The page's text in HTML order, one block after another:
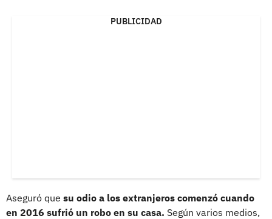
PUBLICIDAD
Aseguró que su odio a los extranjeros comenzó cuando
en 2016 sufrió un robo en su casa. Según varios medios,